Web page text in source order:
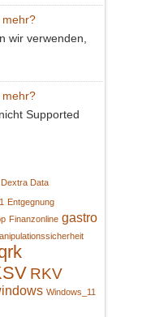
mehr?
wir verwenden,
mehr?
Supported
Dextra Data
Entgegnung
Finanzonline gastro
RKV
Windows_11